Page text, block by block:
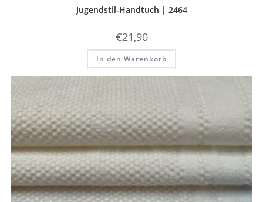
Jugendstil-Handtuch | 2464
€21,90
In den Warenkorb